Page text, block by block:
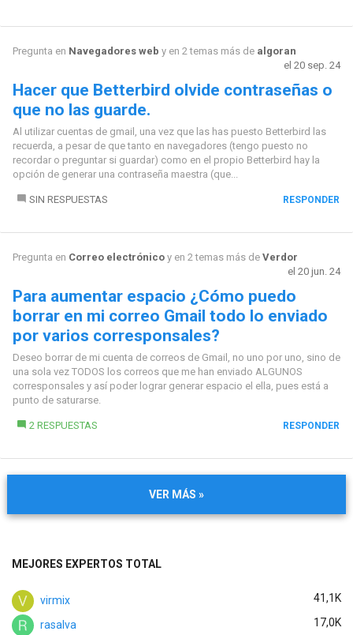
Pregunta en Navegadores web y en 2 temas más de algoran
el 20 sep. 24
Hacer que Betterbird olvide contraseñas o
que no las guarde.
Al utilizar cuentas de gmail, una vez que las has puesto Betterbird las
recuerda, a pesar de que tanto en navegadores (tengo puesto no
recordar o preguntar si guardar) como en el propio Betterbird hay la
opción de generar una contraseña maestra (que...
SIN RESPUESTAS RESPONDER
Pregunta en Correo electrónicoy en 2 temas más de Verdor
el 20 jun. 24
Para aumentar espacio ¿Cómo puedo
borrar en mi correo Gmail todo lo enviado
por varios corresponsales?
Deseo borrar de mi cuenta de correos de Gmail, no uno por uno, sino de
una sola vez TODOS los correos que me han enviado ALGUNOS
corresponsales y así poder lograr generar espacio el ella, pues está a
punto de saturarse.
2 RESPUESTAS RESPONDER
VER MÁS »
MEJORES EXPERTOS TOTAL
virmix 41,1K
rasalva 17,0K